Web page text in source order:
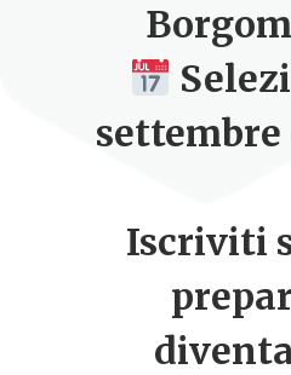
settembre
Iscriviti